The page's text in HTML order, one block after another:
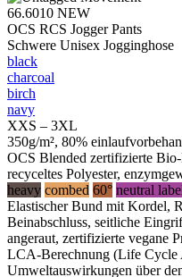
66.6010 NEW
OCS RCS Jogger Pants
Schwere Unisex Jogginghose
black
charcoal
birch
navy
XXS – 3XL
350g/m², 80%
OCS Blended zertifizierte
recyceltes Polyester,
heavy combed 60° neutral
Elastischer Bund mit Kordel,
Beinabschluss, seitliche
angeraut, zertifizierte vegane
LCA-Berechnung (Life Cycle
Umweltauswirkungen über